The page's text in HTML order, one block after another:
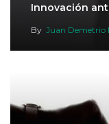
Innovación
By Juan Demetrio